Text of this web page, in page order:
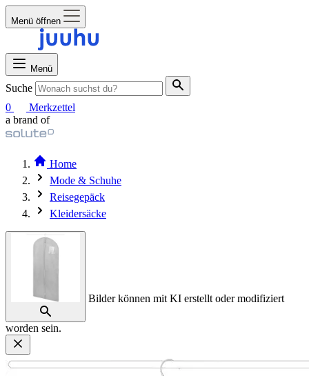
Menü öffnen
Menü
Suche
0
Merkzettel
a brand of
Home
Mode & Schuhe
Reisegepäck
Kleidersäcke
Bilder können mit KI erstellt oder modifiziert
worden sein.